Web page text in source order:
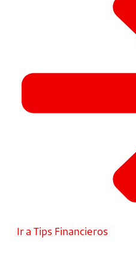
Ir a Tips Financieros